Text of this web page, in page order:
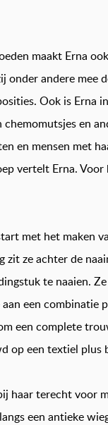
maakt Erna
onder andere mee
Ook is Erna
en
en mensen met
vertelt Erna.
met het maken
zit ze achter de
te naaien.
aan een combinatie
een complete
op een textiel plus
haar terecht voor
een antieke